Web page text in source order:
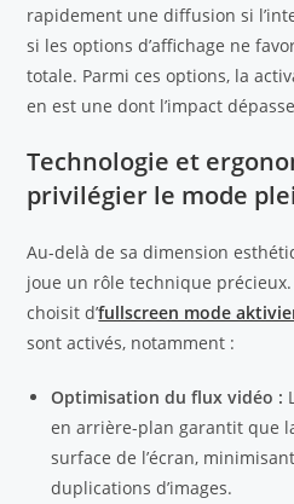
rapidement une diffusion si
si les options d’affichage ne
totale. Parmi ces options, la
en est une dont l’impact
Technologie et
privilégier le mode
Au-delà de sa dimension
joue un rôle technique
choisit d’fullscreen mode
sont activés, notamment :
Optimisation du flux vidéo :
en arrière-plan garantit que
surface de l’écran,
duplications d’images.